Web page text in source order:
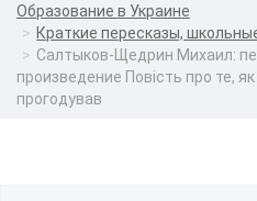
Образование в Украине
Краткие пересказы,
Салтыков-Щедрин Михаил:
произведение Повість про те,
прогодував